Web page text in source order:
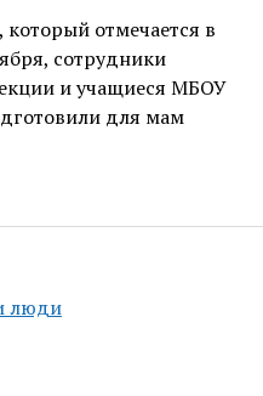
люди
отмечается в
сотрудники
и учащиеся МБОУ
для мам